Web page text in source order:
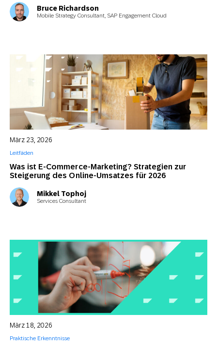
Bruce Richardson
Mobile Strategy Consultant, SAP Engagement Cloud
Was ist E-Commerce-Marketing? Strategien zur
Steigerung des Online-Umsatzes für 2026
März 23, 2026
Leitfäden
Mikkel Tophoj
Services Consultant
März 18, 2026
Praktische Erkenntnisse